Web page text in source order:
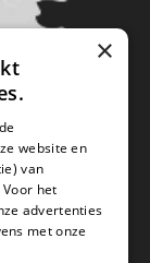
×
website en
van
het
advertenties
met onze